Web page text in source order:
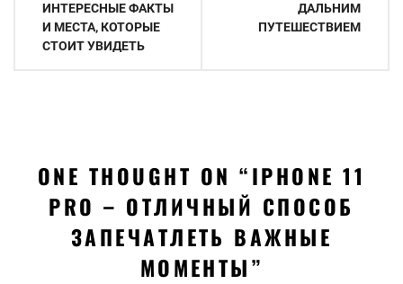
записям
ИНТЕРЕСНЫЕ ФАКТЫ
И МЕСТА, КОТОРЫЕ
СТОИТ УВИДЕТЬ
ДАЛЬНИМ
ПУТЕШЕСТВИЕМ
ONE THOUGHT ON “IPHONE 11
PRO – ОТЛИЧНЫЙ СПОСОБ
ЗАПЕЧАТЛЕТЬ ВАЖНЫЕ
МОМЕНТЫ”